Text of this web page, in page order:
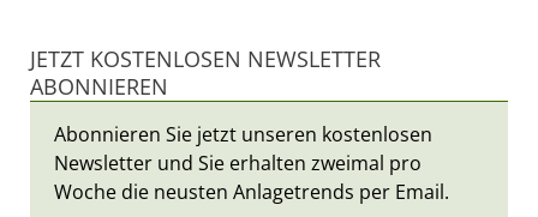
JETZT KOSTENLOSEN NEWSLETTER
ABONNIEREN
Abonnieren Sie jetzt unseren kostenlosen
Newsletter und Sie erhalten zweimal pro
Woche die neusten Anlagetrends per Email.